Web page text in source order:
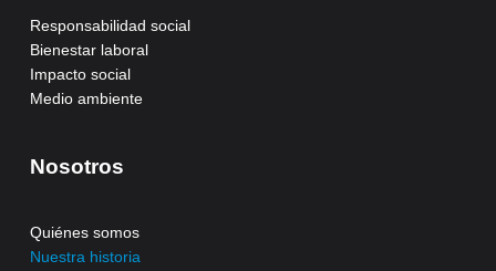
Responsabilidad social
Bienestar laboral
Impacto social
Medio ambiente
Nosotros
Quiénes somos
Nuestra historia